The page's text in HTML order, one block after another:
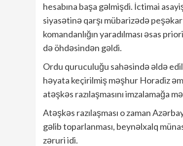
hesabına başa gəlmişdi. İctimai
siyasətinə qarşı mübarizədə
komandanlığın yaradılması əsas
də öhdəsindən gəldi.
Ordu quruculuğu sahəsində əldə
həyata keçirilmiş məşhur Horadiz
atəşkəs razılaşmasını imzalamağa
Atəşkəs razılaşması o zaman
gəlib toparlanması, beynəlxalq
zəruri idi.